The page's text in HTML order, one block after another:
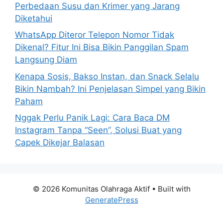
Perbedaan Susu dan Krimer yang Jarang
Diketahui
WhatsApp Diteror Telepon Nomor Tidak
Dikenal? Fitur Ini Bisa Bikin Panggilan Spam
Langsung Diam
Kenapa Sosis, Bakso Instan, dan Snack Selalu
Bikin Nambah? Ini Penjelasan Simpel yang Bikin
Paham
Nggak Perlu Panik Lagi: Cara Baca DM
Instagram Tanpa “Seen”, Solusi Buat yang
Capek Dikejar Balasan
© 2026 Komunitas Olahraga Aktif• Built with
GeneratePress